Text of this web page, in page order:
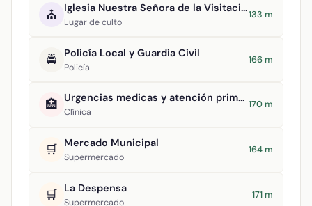
⛪ Iglesia Nuestra Señora de la Visitación
Lugar de culto
133 m
🚔 Policía Local y Guardia Civil
Policía
166 m
🏥 Urgencias medicas y atención primaria
Clínica
170 m
🛒 Mercado Municipal
Supermercado
164 m
🛒 La Despensa
Supermercado
171 m